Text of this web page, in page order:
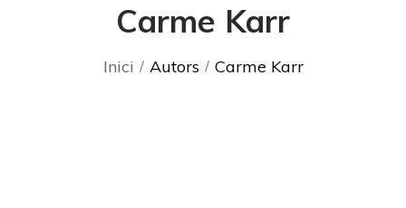
Carme Karr
Inici Autors Carme Karr